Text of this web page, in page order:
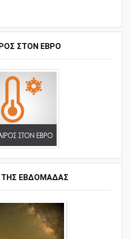
ΣΤΟΝ ΕΒΡΟ
ΤΗΣ ΕΒΔΟΜΑΔΑΣ